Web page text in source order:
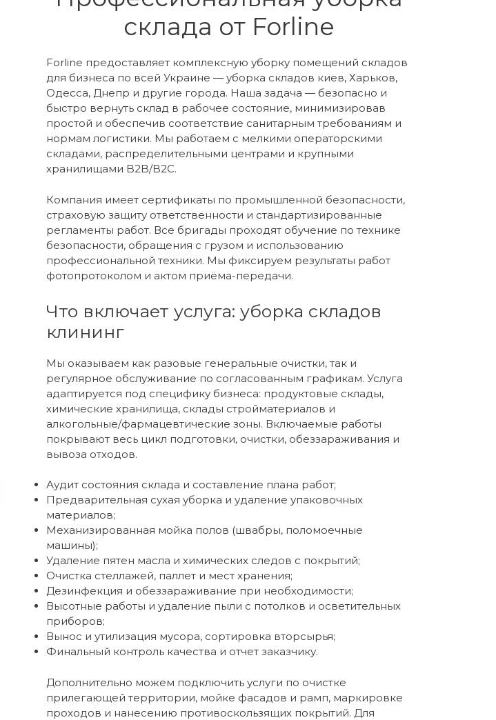
склада от Forline
Forline предоставляет комплексную уборку помещений складов
для бизнеса по всей Украине — уборка складов киев, Харьков,
Одесса, Днепр и другие города. Наша задача — безопасно и
быстро вернуть склад в рабочее состояние, минимизировав
простой и обеспечив соответствие санитарным требованиям и
нормам логистики. Мы работаем с мелкими операторскими
складами, распределительными центрами и крупными
хранилищами B2B/B2C.
Компания имеет сертификаты по промышленной безопасности,
страховую защиту ответственности и стандартизированные
регламенты работ. Все бригады проходят обучение по технике
безопасности, обращения с грузом и использованию
профессиональной техники. Мы фиксируем результаты работ
фотопротоколом и актом приёма-передачи.
Что включает услуга: уборка складов
клининг
Мы оказываем как разовые генеральные очистки, так и
регулярное обслуживание по согласованным графикам. Услуга
адаптируется под специфику бизнеса: продуктовые склады,
химические хранилища, склады стройматериалов и
алкогольные/фармацевтические зоны. Включаемые работы
покрывают весь цикл подготовки, очистки, обеззараживания и
вывоза отходов.
Аудит состояния склада и составление плана работ;
Предварительная сухая уборка и удаление упаковочных
материалов;
Механизированная мойка полов (швабры, поломоечные
машины);
Удаление пятен масла и химических следов с покрытий;
Очистка стеллажей, паллет и мест хранения;
Дезинфекция и обеззараживание при необходимости;
Высотные работы и удаление пыли с потолков и осветительных
приборов;
Вынос и утилизация мусора, сортировка вторсырья;
Финальный контроль качества и отчет заказчику.
Дополнительно можем подключить услуги по очистке
прилегающей территории, мойке фасадов и рамп, маркировке
проходов и нанесению противоскользящих покрытий. Для